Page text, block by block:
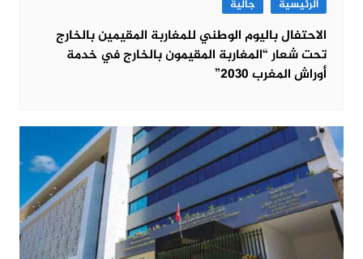
الرئيسية جالية
الاحتفال باليوم الوطني للمغاربة المقيمين بالخارج
تحت شعار “المغاربة المقيمون بالخارج في خدمة
أوراش المغرب 2030”